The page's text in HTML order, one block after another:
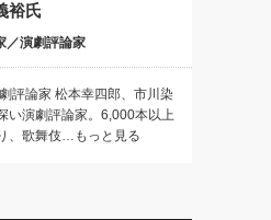
裕氏
／演劇評論家
評論家 松本幸四郎、市川染
い演劇評論家。6,000本以上
、歌舞伎…もっと見る